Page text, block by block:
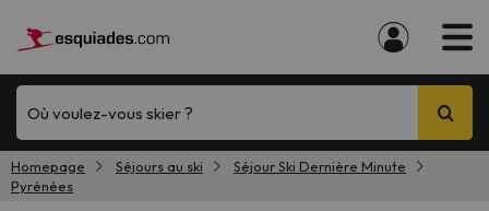
Où voulez-vous skier ?
Homepage Séjours au ski
Séjour Ski Dernière Minute
Pyrénées